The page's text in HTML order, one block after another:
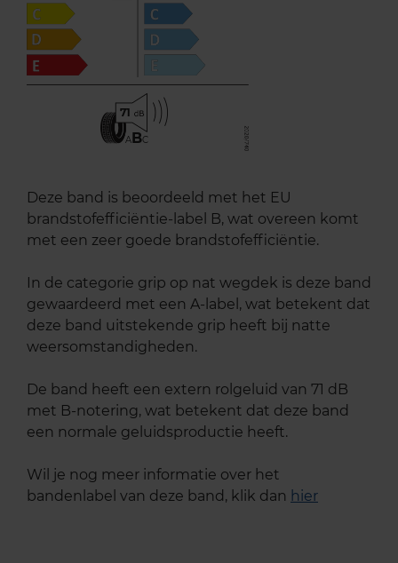
71
ABC
Deze band is beoordeeld met het EU
brandstofefficiëntie-label B, wat overeen komt
met een zeer goede brandstofefficiëntie.
In de categorie grip op nat wegdek is deze band
gewaardeerd met een A-label, wat betekent dat
deze band uitstekende grip heeft bij natte
weersomstandigheden.
De band heeft een extern rolgeluid van 71 dB
met B-notering, wat betekent dat deze band
een normale geluidsproductie heeft.
Wil je nog meer informatie over het
bandenlabel van deze band, klik dan hier